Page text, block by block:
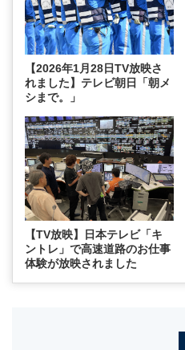
【2026年1月28日TV放映さ
れました】テレビ朝日「朝メ
シまで。」
【TV放映】日本テレビ「キ
ントレ」で高速道路のお仕事
体験が放映されました